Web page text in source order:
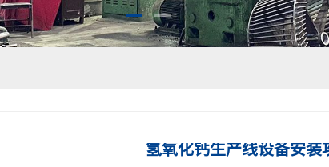
氢氧化钙生产线设备安装